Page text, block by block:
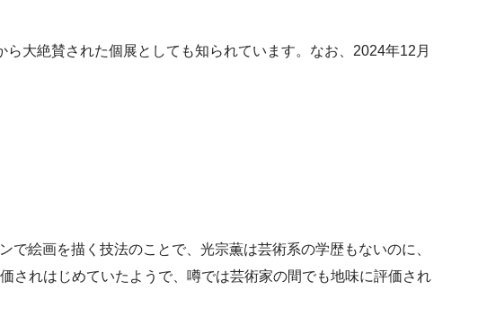
大絶賛された個展としても知られています。なお、2024年12月
絵画を描く技法のことで、光宗薫は芸術系の学歴もないのに、
されはじめていたようで、噂では芸術家の間でも地味に評価され